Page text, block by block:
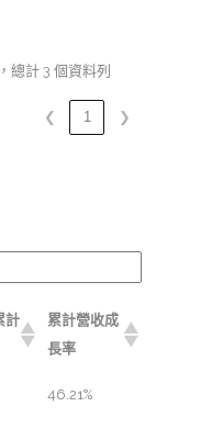
總計 3 個資料列
❮ 1 ❯
計
累計營收成
長率
46.21%